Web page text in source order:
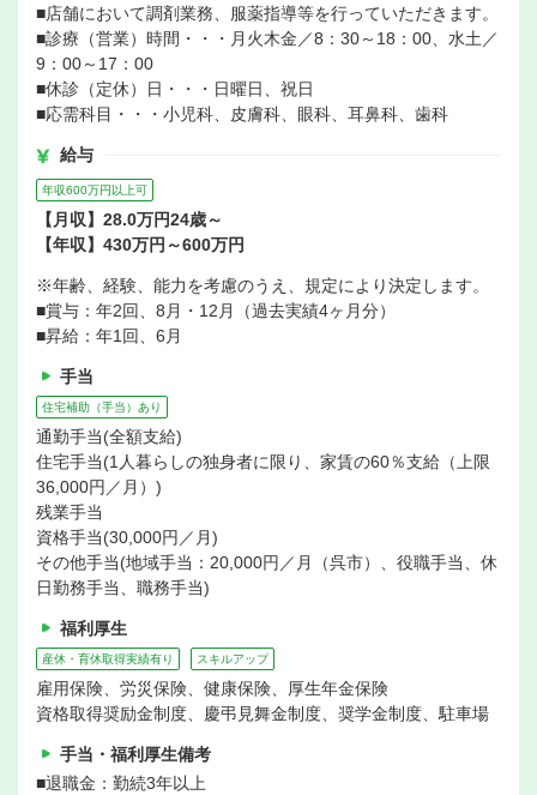
■店舗において調剤業務、服薬指導等を行っていただきます。
■診療（営業）時間・・・月火木金／8：30～18：00、水土／
9：00～17：00
■休診（定休）日・・・日曜日、祝日
■応需科目・・・小児科、皮膚科、眼科、耳鼻科、歯科
給与
年収600万円以上可
【月収】28.0万円24歳～
【年収】430万円～600万円
※年齢、経験、能力を考慮のうえ、規定により決定します。
■賞与：年2回、8月・12月（過去実績4ヶ月分）
■昇給：年1回、6月
手当
住宅補助（手当）あり
通勤手当(全額支給)
住宅手当(1人暮らしの独身者に限り、家賃の60％支給（上限
36,000円／月）)
残業手当
資格手当(30,000円／月)
その他手当(地域手当：20,000円／月（呉市）、役職手当、休
日勤務手当、職務手当)
福利厚生
産休・育休取得実績有り スキルアップ
雇用保険、労災保険、健康保険、厚生年金保険
資格取得奨励金制度、慶弔見舞金制度、奨学金制度、駐車場
手当・福利厚生備考
■退職金：勤続3年以上